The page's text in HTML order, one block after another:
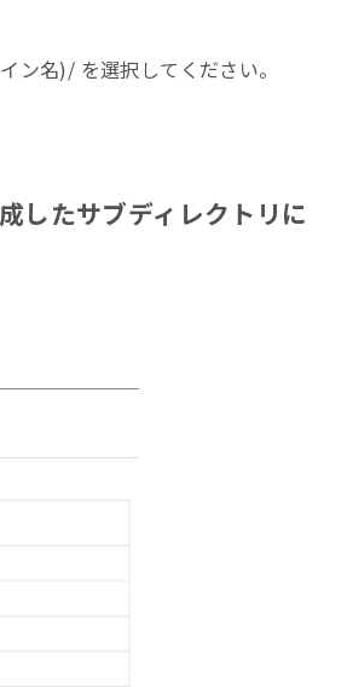
名)/ を選択してください。
したサブディレクトリに